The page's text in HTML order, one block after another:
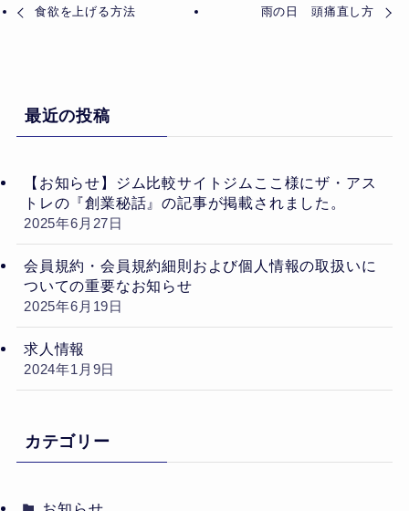
食欲を上げる方法 雨の日 頭痛直し方
最近の投稿
【お知らせ】ジム比較サイトジムここ様にザ・アス
トレの『創業秘話』の記事が掲載されました。
2025年6月27日
会員規約・会員規約細則および個人情報の取扱いに
ついての重要なお知らせ
2025年6月19日
求人情報
2024年1月9日
カテゴリー